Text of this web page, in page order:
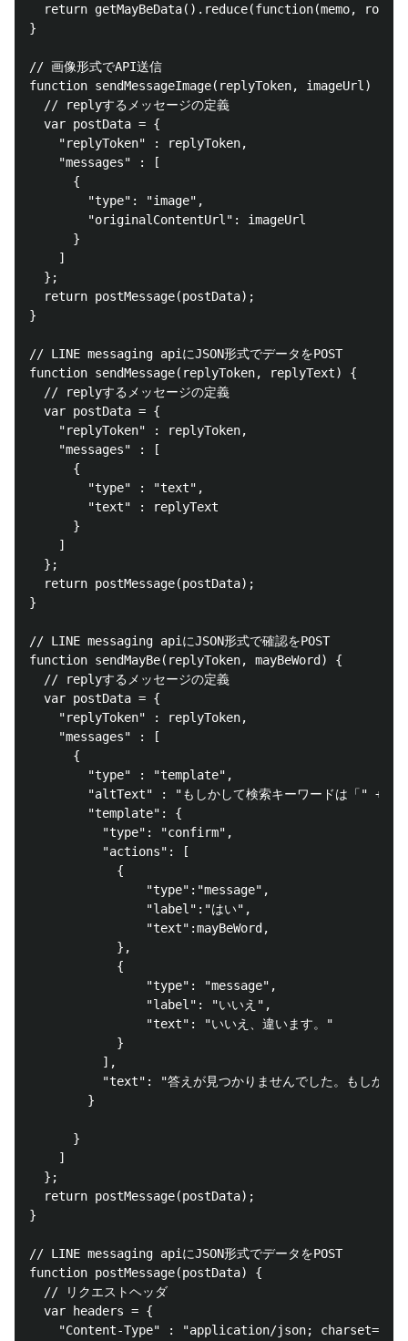
return getMayBeData().reduce(function(memo, row)
}
// 画像形式でAPI送信
function sendMessageImage(replyToken, imageUrl) {
  // replyするメッセージの定義
  var postData = {
    "replyToken" : replyToken,
    "messages" : [
      {
        "type": "image",
        "originalContentUrl": imageUrl
      }
    ]
  };
  return postMessage(postData);
}
// LINE messaging apiにJSON形式でデータをPOST
function sendMessage(replyToken, replyText) {
  // replyするメッセージの定義
  var postData = {
    "replyToken" : replyToken,
    "messages" : [
      {
        "type" : "text",
        "text" : replyText
      }
    ]
  };
  return postMessage(postData);
}
// LINE messaging apiにJSON形式で確認をPOST
function sendMayBe(replyToken, mayBeWord) {
  // replyするメッセージの定義
  var postData = {
    "replyToken" : replyToken,
    "messages" : [
      {
        "type" : "template",
"altText" : "もしかして検索キーワードは「" +
        "template": {
          "type": "confirm",
          "actions": [
            {
                "type":"message",
                "label":"はい",
                "text":mayBeWord,
            },
            {
                "type": "message",
                "label": "いいえ",
                "text": "いいえ、違います。"
            }
          ],
"text": "答えが見つかりませんでした。もしかし
        }
      }
    ]
  };
  return postMessage(postData);
}
// LINE messaging apiにJSON形式でデータをPOST
function postMessage(postData) {
  // リクエストヘッダ
  var headers = {
"Content-Type" : "application/json;